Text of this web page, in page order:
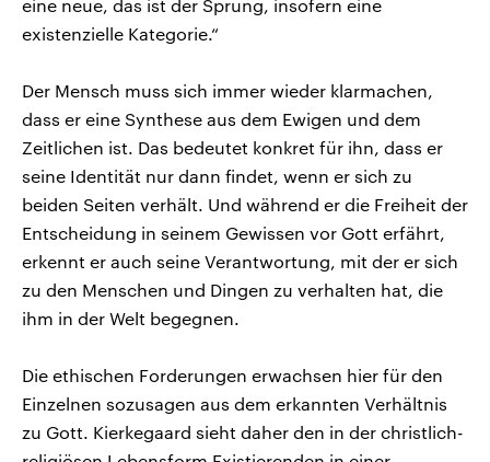
eine neue, das ist der Sprung, insofern eine
existenzielle Kategorie.“
Der Mensch muss sich immer wieder klarmachen,
dass er eine Synthese aus dem Ewigen und dem
Zeitlichen ist. Das bedeutet konkret für ihn, dass er
seine Identität nur dann findet, wenn er sich zu
beiden Seiten verhält. Und während er die Freiheit der
Entscheidung in seinem Gewissen vor Gott erfährt,
erkennt er auch seine Verantwortung, mit der er sich
zu den Menschen und Dingen zu verhalten hat, die
ihm in der Welt begegnen.
Die ethischen Forderungen erwachsen hier für den
Einzelnen sozusagen aus dem erkannten Verhältnis
zu Gott. Kierkegaard sieht daher den in der christlich-